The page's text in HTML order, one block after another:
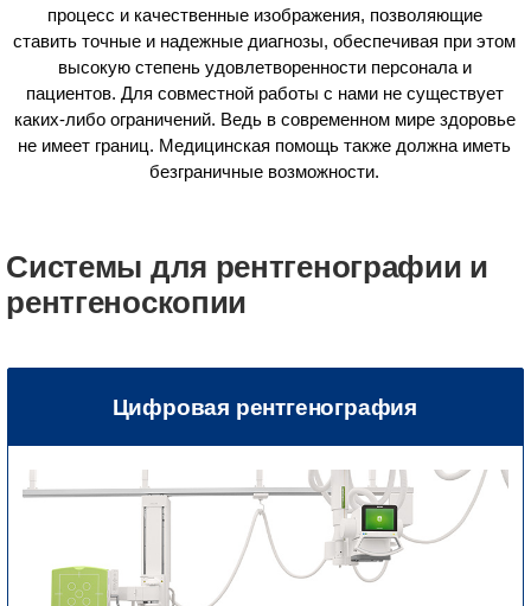
процесс и качественные изображения, позволяющие
ставить точные и надежные диагнозы, обеспечивая при этом
высокую степень удовлетворенности персонала и
пациентов. Для совместной работы с нами не существует
каких-либо ограничений. Ведь в современном мире здоровье
не имеет границ. Медицинская помощь также должна иметь
безграничные возможности.
Системы для рентгенографии и
рентгеноскопии
Цифровая рентгенография